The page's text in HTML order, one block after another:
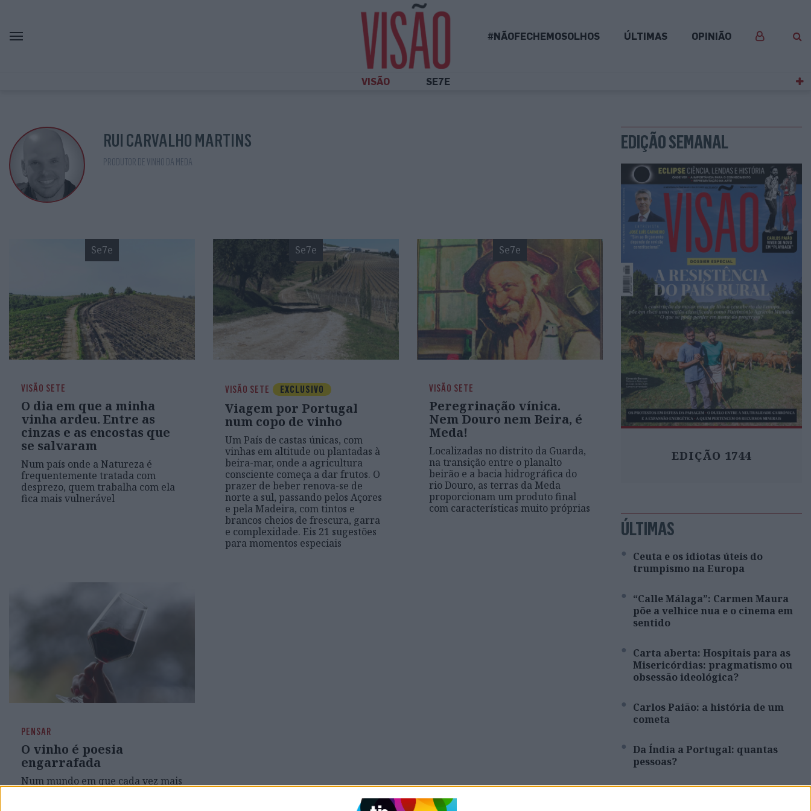
#NÃOFECHEMOSOLHOS ÚLTIMAS OPINIÃO
VISÃO SE7E
RUI CARVALHO MARTINS
PRODUTOR DE VINHO DA MEDA
Se7e
VISÃO SETE
O dia em que a minha
vinha ardeu. Entre as
cinzas e as encostas que
se salvaram
Num país onde a Natureza é
frequentemente tratada com
desprezo, quem trabalha com ela
fica mais vulnerável
Se7e
VISÃO SETE EXCLUSIVO
Viagem por Portugal
num copo de vinho
Um País de castas únicas, com
vinhas em altitude ou plantadas à
beira-mar, onde a agricultura
consciente começa a dar frutos. O
prazer de beber renova-se de
norte a sul, passando pelos Açores
e pela Madeira, com tintos e
brancos cheios de frescura, garra
e complexidade. Eis 21 sugestões
para momentos especiais
Se7e
VISÃO SETE
Peregrinação vínica.
Nem Douro nem Beira, é
Meda!
Localizadas no distrito da Guarda,
na transição entre o planalto
beirão e a bacia hidrográfica do
rio Douro, as terras da Meda
proporcionam um produto final
com características muito próprias
PENSAR
O vinho é poesia
engarrafada
Num mundo em que cada vez mais
EDIÇÃO SEMANAL
EDIÇÃO 1744
ÚLTIMAS
Ceuta e os idiotas úteis do
trumpismo na Europa
“Calle Málaga”: Carmen Maura
põe a velhice nua e o cinema em
sentido
Carta aberta: Hospitais para as
Misericórdias: pragmatismo ou
obsessão ideológica?
Carlos Paião: a história de um
cometa
Da Índia a Portugal: quantas
pessoas?